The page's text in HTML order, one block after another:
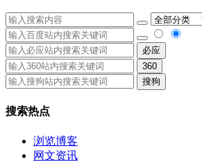
必应
360
搜狗
搜索热点
浏览博客
网文资讯